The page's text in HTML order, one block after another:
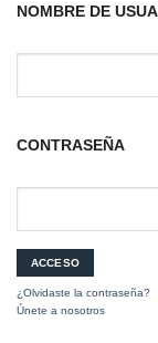
NOMBRE DE
CONTRASEÑA
¿Olvidaste la contraseña?
Únete a nosotros